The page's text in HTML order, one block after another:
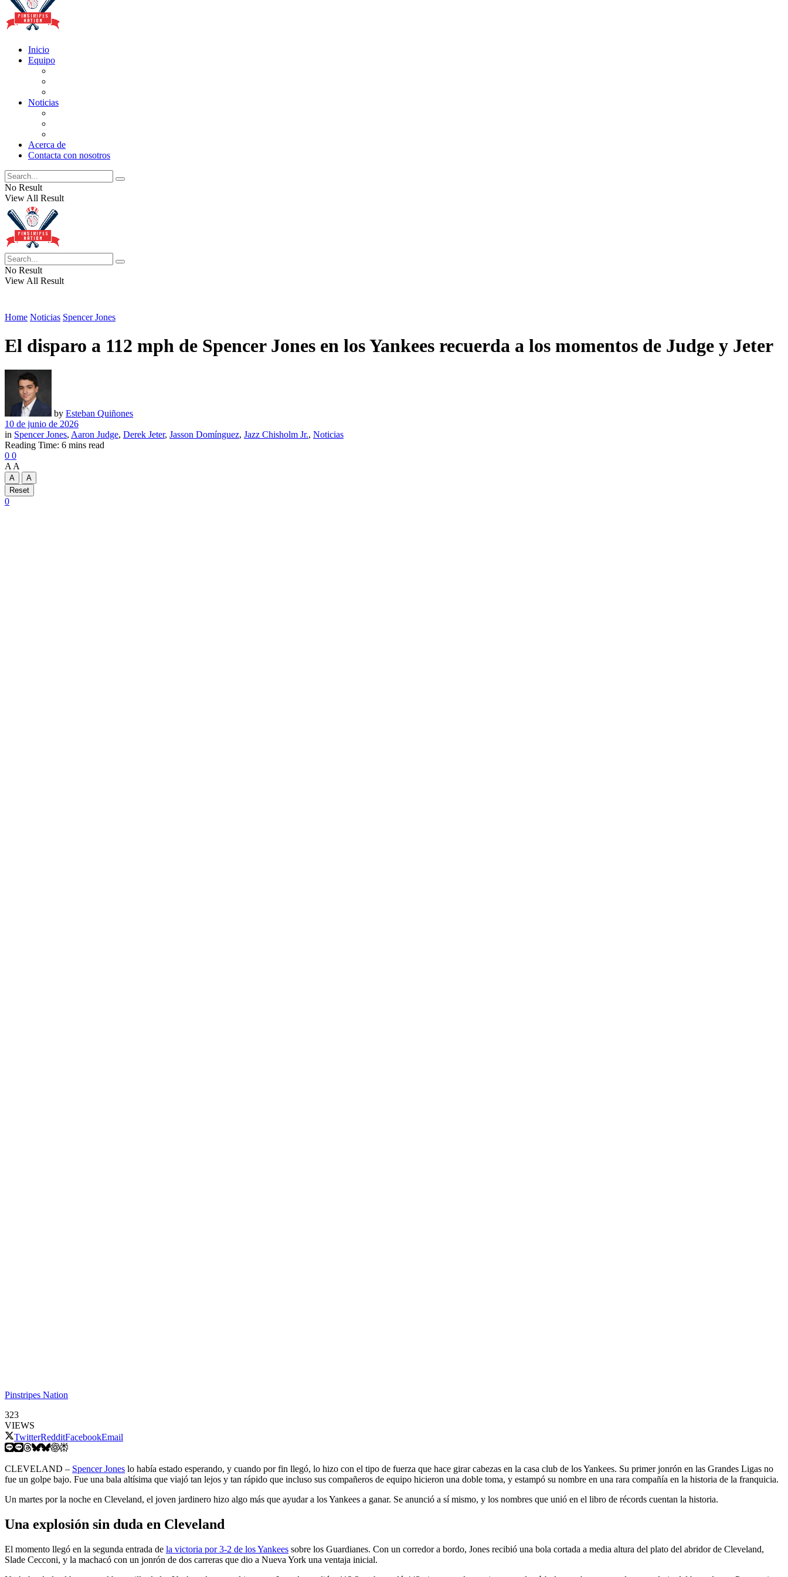
to
Inicio
Equipo
Noticias
Acerca de
Contacta con nosotros
No Result
View All Result
No Result
View All Result
Home Noticias Spencer Jones
El disparo a 112 mph de Spencer Jones en los Yankees recuerda a los momentos de Judge y Jeter
by Esteban Quiñones
10 de junio de 2026
in Spencer Jones, Aaron Judge, Derek Jeter, Jasson Domínguez, Jazz Chisholm Jr., Noticias
Reading Time: 6 mins read
0 0
A A
A
A
Reset
0
Pinstripes Nation
323
VIEWS
TwitterRedditFacebookEmail
CLEVELAND – Spencer Jones lo había estado esperando, y cuando por fin llegó, lo hizo con el tipo de fuerza que hace girar cabezas en la casa club de los Yankees. Su primer jonrón en las Grandes Ligas no
fue un golpe bajo. Fue una bala altísima que viajó tan lejos y tan rápido que incluso sus compañeros de equipo hicieron una doble toma, y estampó su nombre en una rara compañía en la historia de la franquicia.
Un martes por la noche en Cleveland, el joven jardinero hizo algo más que ayudar a los Yankees a ganar. Se anunció a sí mismo, y los nombres que unió en el libro de récords cuentan la historia.
Una explosión sin duda en Cleveland
El momento llegó en la segunda entrada de la victoria por 3-2 de los Yankees sobre los Guardianes. Con un corredor a bordo, Jones recibió una bola cortada a media altura del plato del abridor de Cleveland,
Slade Cecconi, y la machacó con un jonrón de dos carreras que dio a Nueva York una ventaja inicial.